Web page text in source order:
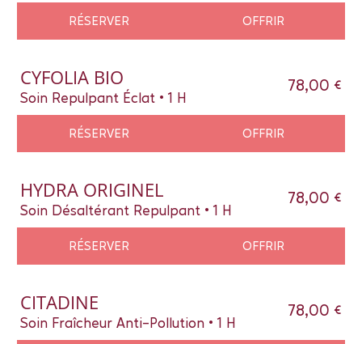
RÉSERVER OFFRIR
CYFOLIA BIO
Soin Repulpant Éclat • 1 H
78,00 €
RÉSERVER OFFRIR
HYDRA ORIGINEL
Soin Désaltérant Repulpant • 1 H
78,00 €
RÉSERVER OFFRIR
CITADINE
Soin Fraîcheur Anti-Pollution • 1 H
78,00 €